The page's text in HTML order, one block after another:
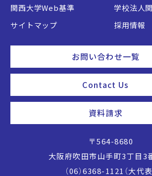
関西大学Web基準
学校法人
サイトマップ
採用情報
お問い合わせ一覧
Contact Us
資料請求
〒564-8680
大阪府吹田市山手町3丁目3
（06）6368-1121（大代表